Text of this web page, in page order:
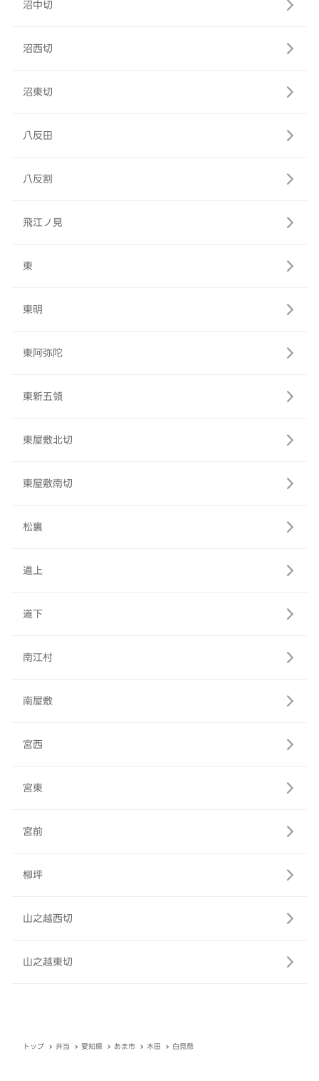
沼中切
沼西切
沼東切
八反田
八反割
飛江ノ見
東
東明
東阿弥陀
東新五領
東屋敷北切
東屋敷南切
松裏
道上
道下
南江村
南屋敷
宮西
宮東
宮前
柳坪
山之越西切
山之越東切
トップ 弁当 愛知県 あま市 木田 白見懸